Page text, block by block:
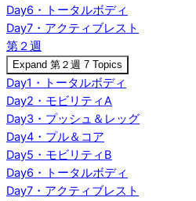
Day6・トータルボディ
Day7・アクティブレスト
第２週
Expand 第２週 7 Topics
Day1・トータルボディ
Day2・モビリティA
Day3・プッシュ＆レッグ
Day4・プル＆コア
Day5・モビリティB
Day6・トータルボディ
Day7・アクティブレスト